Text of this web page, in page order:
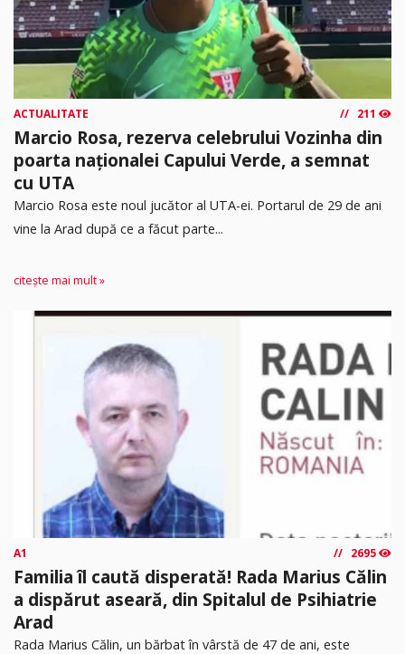
ACTUALITATE 211
Marcio Rosa, rezerva celebrului Vozinha din
poarta naționalei Capului Verde, a semnat
cu UTA
Marcio Rosa este noul jucător al UTA-ei. Portarul de 29 de ani
vine la Arad după ce a făcut parte...
citește mai mult »
A1 2695
Familia îl caută disperată! Rada Marius Călin
a dispărut aseară, din Spitalul de Psihiatrie
Arad
Rada Marius Călin, un bărbat în vârstă de 47 de ani, este